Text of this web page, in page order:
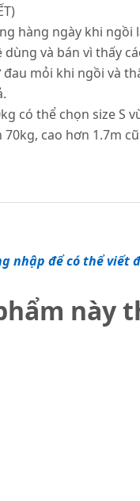
hàng ngày khi
và bán vì thấy
mỏi khi ngồi và
có thể chọn size S
cao hơn 1.7m
nhập để có thể viết
này